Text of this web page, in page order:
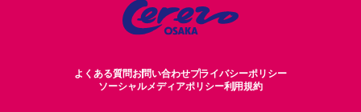
よくある質問お問い合わせプライバシーポリシー
ソーシャルメディアポリシー利用規約